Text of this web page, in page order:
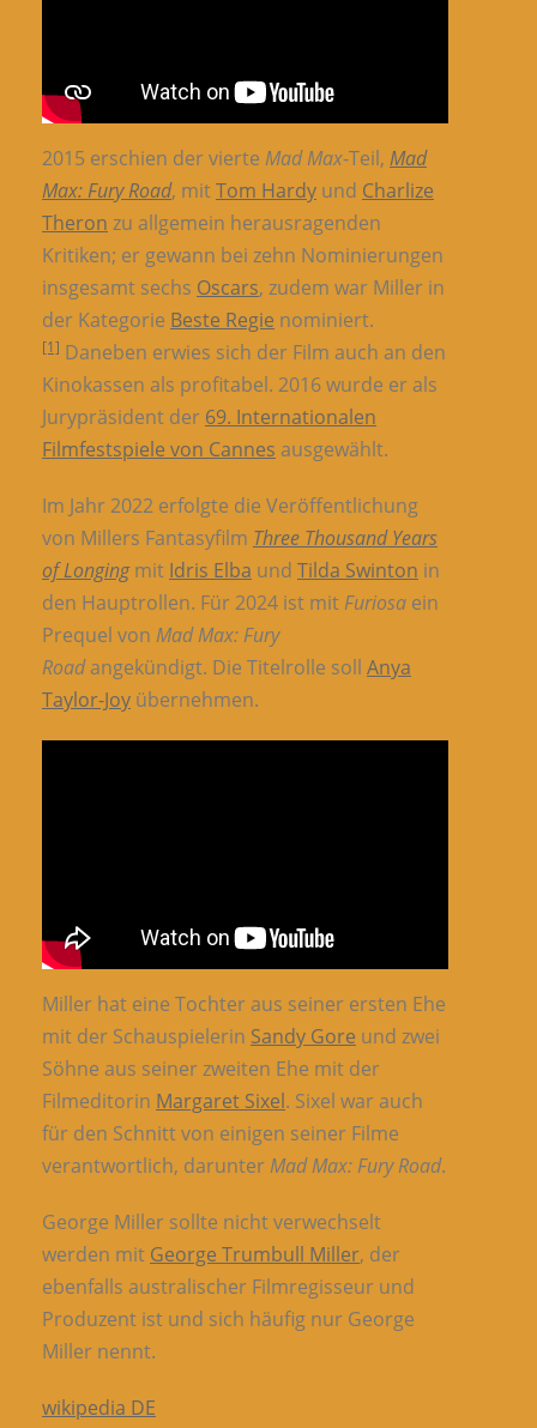
2015 erschien der vierte Mad Max-Teil, Mad
Max: Fury Road, mitTom Hardy und Charlize
Theron zu allgemein herausragenden
Kritiken; er gewann bei zehn Nominierungen
insgesamt sechs Oscars, zudem war Miller in
der Kategorie Beste Regie nominiert.
[1] Daneben erwies sich der Film auch an den
Kinokassen als profitabel. 2016 wurde er als
Jurypräsident der 69. Internationalen
Filmfestspiele von Cannes ausgewählt.
Im Jahr 2022 erfolgte die Veröffentlichung
von Millers Fantasyfilm Three Thousand Years
of Longingmit Idris Elba und Tilda Swinton in
den Hauptrollen. Für 2024 ist mitFuriosa ein
Prequel von Mad Max: Fury
Roadangekündigt. Die Titelrolle soll Anya
Taylor-Joy übernehmen.
Miller hat eine Tochter aus seiner ersten Ehe
mit der Schauspielerin Sandy Gore und zwei
Söhne aus seiner zweiten Ehe mit der
Filmeditorin Margaret Sixel. Sixel war auch
für den Schnitt von einigen seiner Filme
verantwortlich, darunterMad Max: Fury Road.
George Miller sollte nicht verwechselt
werden mit George Trumbull Miller, der
ebenfalls australischer Filmregisseur und
Produzent ist und sich häufig nur George
Miller nennt.
wikipedia DE